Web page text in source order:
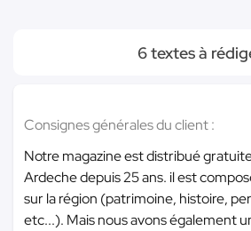
6 textes à
Consignes générales du client :
Notre magazine est distribué
Ardeche depuis 25 ans. il est
sur la région (patrimoine, histoire,
etc...). Mais nous avons également